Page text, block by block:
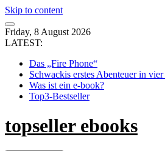
Skip to content
Friday, 8 August 2026
LATEST:
Das „Fire Phone“
Schwackis erstes Abenteuer in vier
Was ist ein e-book?
Top3-Bestseller
topseller ebooks